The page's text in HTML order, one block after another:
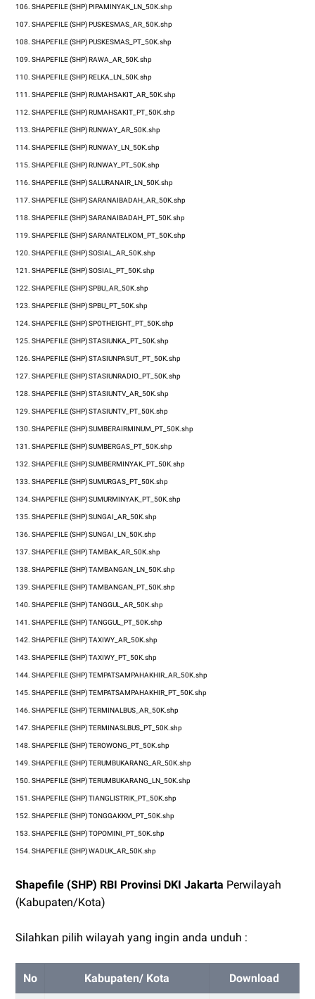
106. SHAPEFILE (SHP)PIPAMINYAK_LN_50K.shp
107. SHAPEFILE (SHP)PUSKESMAS_AR_50K.shp
108. SHAPEFILE (SHP)PUSKESMAS_PT_50K.shp
109. SHAPEFILE (SHP)RAWA_AR_50K.shp
110. SHAPEFILE (SHP)RELKA_LN_50K.shp
111. SHAPEFILE (SHP)RUMAHSAKIT_AR_50K.shp
112. SHAPEFILE (SHP)RUMAHSAKIT_PT_50K.shp
113. SHAPEFILE (SHP)RUNWAY_AR_50K.shp
114. SHAPEFILE (SHP)RUNWAY_LN_50K.shp
115. SHAPEFILE (SHP)RUNWAY_PT_50K.shp
116. SHAPEFILE (SHP)SALURANAIR_LN_50K.shp
117. SHAPEFILE (SHP)SARANAIBADAH_AR_50K.shp
118. SHAPEFILE (SHP)SARANAIBADAH_PT_50K.shp
119. SHAPEFILE (SHP)SARANATELKOM_PT_50K.shp
120. SHAPEFILE (SHP)SOSIAL_AR_50K.shp
121. SHAPEFILE (SHP)SOSIAL_PT_50K.shp
122. SHAPEFILE (SHP)SPBU_AR_50K.shp
123. SHAPEFILE (SHP)SPBU_PT_50K.shp
124. SHAPEFILE (SHP)SPOTHEIGHT_PT_50K.shp
125. SHAPEFILE (SHP)STASIUNKA_PT_50K.shp
126. SHAPEFILE (SHP)STASIUNPASUT_PT_50K.shp
127. SHAPEFILE (SHP)STASIUNRADIO_PT_50K.shp
128. SHAPEFILE (SHP)STASIUNTV_AR_50K.shp
129. SHAPEFILE (SHP)STASIUNTV_PT_50K.shp
130. SHAPEFILE (SHP)SUMBERAIRMINUM_PT_50K.shp
131. SHAPEFILE (SHP)SUMBERGAS_PT_50K.shp
132. SHAPEFILE (SHP)SUMBERMINYAK_PT_50K.shp
133. SHAPEFILE (SHP)SUMURGAS_PT_50K.shp
134. SHAPEFILE (SHP)SUMURMINYAK_PT_50K.shp
135. SHAPEFILE (SHP)SUNGAI_AR_50K.shp
136. SHAPEFILE (SHP)SUNGAI_LN_50K.shp
137. SHAPEFILE (SHP)TAMBAK_AR_50K.shp
138. SHAPEFILE (SHP)TAMBANGAN_LN_50K.shp
139. SHAPEFILE (SHP)TAMBANGAN_PT_50K.shp
140. SHAPEFILE (SHP)TANGGUL_AR_50K.shp
141. SHAPEFILE (SHP)TANGGUL_PT_50K.shp
142. SHAPEFILE (SHP)TAXIWY_AR_50K.shp
143. SHAPEFILE (SHP)TAXIWY_PT_50K.shp
144. SHAPEFILE (SHP)TEMPATSAMPAHAKHIR_AR_50K.shp
145. SHAPEFILE (SHP)TEMPATSAMPAHAKHIR_PT_50K.shp
146. SHAPEFILE (SHP)TERMINALBUS_AR_50K.shp
147. SHAPEFILE (SHP)TERMINASLBUS_PT_50K.shp
148. SHAPEFILE (SHP)TEROWONG_PT_50K.shp
149. SHAPEFILE (SHP)TERUMBUKARANG_AR_50K.shp
150. SHAPEFILE (SHP)TERUMBUKARANG_LN_50K.shp
151. SHAPEFILE (SHP)TIANGLISTRIK_PT_50K.shp
152. SHAPEFILE (SHP)TONGGAKKM_PT_50K.shp
153. SHAPEFILE (SHP)TOPOMINI_PT_50K.shp
154. SHAPEFILE (SHP)WADUK_AR_50K.shp
Shapefile (SHP) RBI Provinsi DKI Jakarta Perwilayah
(Kabupaten/Kota)
Silahkan pilih wilayah yang ingin anda unduh :
No Kabupaten/ Kota Download